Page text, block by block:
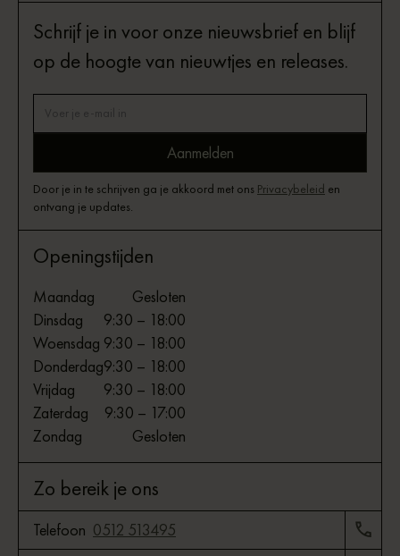
Schrijf je in voor onze nieuwsbrief en blijf
op de hoogte van nieuwtjes en releases.
Door je in te schrijven ga je akkoord met ons Privacybeleid en
ontvang je updates.
Openingstijden
Maandag
Gesloten
Dinsdag
9:30 – 18:00
Woensdag 9:30 – 18:00
Donderdag9:30 – 18:00
Vrijdag
9:30 – 18:00
Zaterdag
9:30 – 17:00
Zondag
Gesloten
Zo bereik je ons
Telefoon 0512 513495